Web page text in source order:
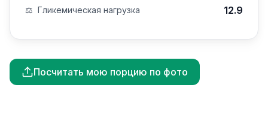
⚖️ Гликемическая нагрузка 12.9
Посчитать мою порцию по фото